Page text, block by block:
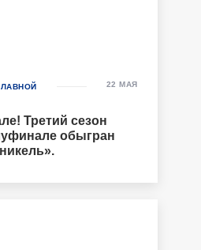
Третий сезон
обыгран
22 МАЯ